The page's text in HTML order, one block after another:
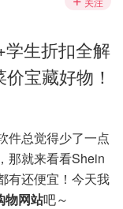
生折扣全解
宝藏好物！
件总觉得少了一点
那就来看看Shein
有还便宜！今天我
物网站吧～